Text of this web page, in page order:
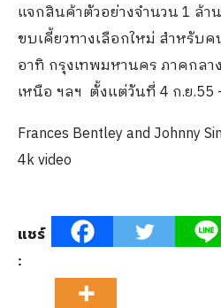
แจกสินค้าตัวอย่างจำนวน 1 ล้
ขบเคี้ยวทางเลือกใหม่ สำหรับ
อาทิ กรุงเทพมหานคร ภาคกล
เหนือ ฯลฯ ตั้งแต่วันที่ 4 ก.ย.55
Frances Bentley and Johnny
4k video
แชร์
: